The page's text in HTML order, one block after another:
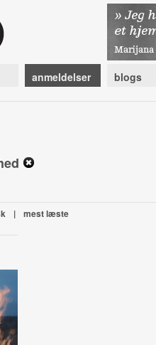
anmeldelser blogs
| mest læste